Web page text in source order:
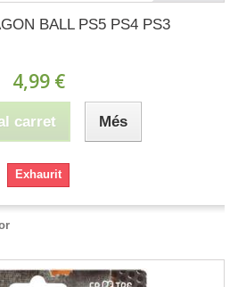
BALL PS5 PS4 PS3
4,99 €
carret Més
Exhaurit